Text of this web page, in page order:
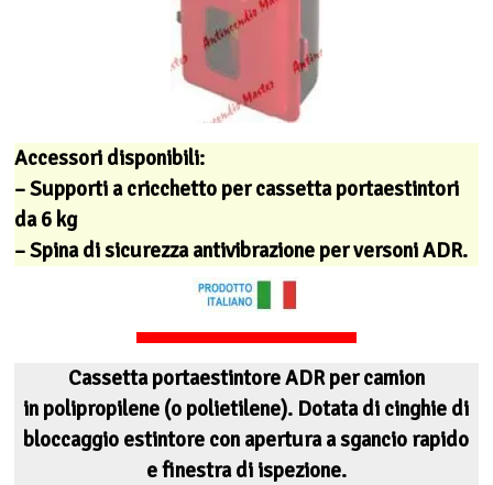
Accessori disponibili:
– Supporti a cricchetto per cassetta portaestintori
da 6 kg
– Spina di sicurezza antivibrazione per versoni ADR.
Cassetta portaestintore ADR per camion
in polipropilene (o polietilene). Dotata di cinghie di
bloccaggio estintore con apertura a sgancio rapido
e finestra di ispezione.